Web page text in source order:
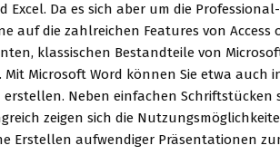
Excel. Da es sich aber um die
auf die zahlreichen Features von
klassischen Bestandteile von
Microsoft Word können Sie etwa auch
Neben einfachen Schriftstücken
zeigen sich die
Erstellen aufwendiger Präsentationen